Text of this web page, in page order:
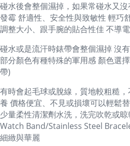
碰水後會整個濕掉，如果常碰水又
發霉 舒適性、安全性與致敏性 輕巧
調整大小、跟手腕的貼合性佳 不導
碰水或是流汗時錶帶會整個濕掉 沒
部分顏色有種特殊的軍用感 顏色選
帶)
有時會起毛球或脫線，質地較粗糙
養 價格便宜、不見或損壞可以輕鬆
少量柔性清潔劑水洗，洗完吹乾或
Watch Band/Stainless Steel
細緻與華麗